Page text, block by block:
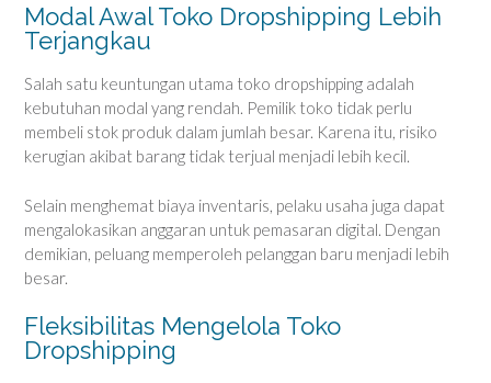
Modal Awal Toko Dropshipping Lebih
Terjangkau
Salah satu keuntungan utama toko dropshipping adalah
kebutuhan modal yang rendah. Pemilik toko tidak perlu
membeli stok produk dalam jumlah besar. Karena itu, risiko
kerugian akibat barang tidak terjual menjadi lebih kecil.
Selain menghemat biaya inventaris, pelaku usaha juga dapat
mengalokasikan anggaran untuk pemasaran digital. Dengan
demikian, peluang memperoleh pelanggan baru menjadi lebih
besar.
Fleksibilitas Mengelola Toko
Dropshipping